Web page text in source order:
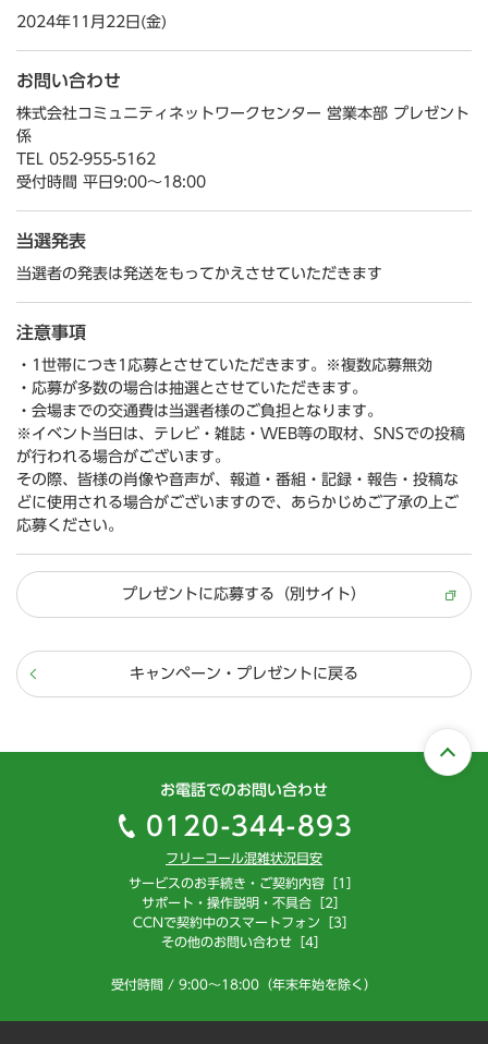
2024年11月22日(金)
お問い合わせ
株式会社コミュニティネットワークセンター 営業本部 プレゼント
係
TEL 052-955-5162
受付時間 平日9:00～18:00
当選発表
当選者の発表は発送をもってかえさせていただきます
注意事項
・1世帯につき1応募とさせていただきます。※複数応募無効
・応募が多数の場合は抽選とさせていただきます。
・会場までの交通費は当選者様のご負担となります。
※イベント当日は、テレビ・雑誌・WEB等の取材、SNSでの投稿
が行われる場合がございます。
その際、皆様の肖像や音声が、報道・番組・記録・報告・投稿な
どに使用される場合がございますので、あらかじめご了承の上ご
応募ください。
プレゼントに応募する（別サイト）
キャンペーン・プレゼントに戻る
お電話でのお問い合わせ
0120-344-893
フリーコール混雑状況目安
サービスのお手続き・ご契約内容［1］
サポート・操作説明・不具合［2］
CCNで契約中のスマートフォン［3］
その他のお問い合わせ［4］
受付時間 / 9:00～18:00（年末年始を除く）